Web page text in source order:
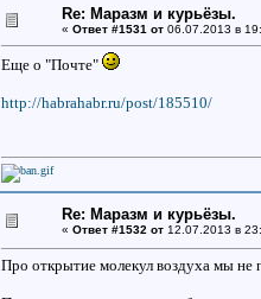
Re: Маразм и курьёзы.
« Ответ #1531 от06.07.2013 в
Еще о "Почте"
http://habrahabr.ru/post/185510/
Re: Маразм и курьёзы.
« Ответ #1532 от12.07.2013 в
Про открытие молекул воздуха мы